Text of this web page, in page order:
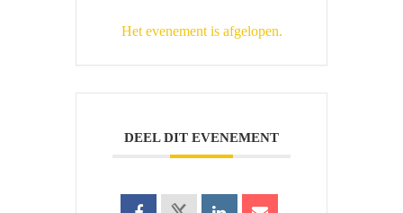
Het evenement is afgelopen.
DEEL DIT EVENEMENT